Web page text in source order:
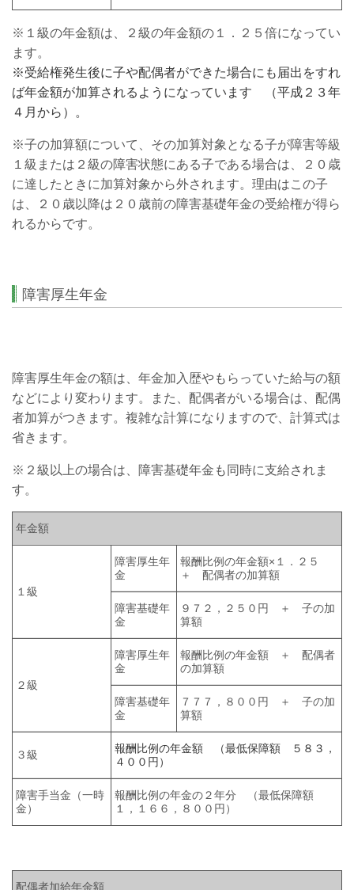
※１級の年金額は、２級の年金額の１．２５倍になってい
ます。
※受給権発生後に子や配偶者ができた場合にも届出をすれ
ば年金額が加算されるようになっています （平成２３年
４月から）。
※子の加算額について、その加算対象となる子が障害等級
１級または２級の障害状態にある子である場合は、２０歳
に達したときに加算対象から外されます。理由はこの子
は、２０歳以降は２０歳前の障害基礎年金の受給権が得ら
れるからです。
障害厚生年金
障害厚生年金の額は、年金加入歴やもらっていた給与の額
などにより変わります。また、配偶者がいる場合は、配偶
者加算がつきます。複雑な計算になりますので、計算式は
省きます。
※２級以上の場合は、障害基礎年金も同時に支給されま
す。
年金額
１級
障害厚生年
金
報酬比例の年金額×１．２５
＋ 配偶者の加算額
障害基礎年
金
９７２，２５０円 ＋ 子の加
算額
２級
障害厚生年
金
報酬比例の年金額 ＋ 配偶者
の加算額
障害基礎年
金
７７７，８００円 ＋ 子の加
算額
３級
報酬比例の年金額 （最低保障額 ５８３，
４００円）
障害手当金（一時
金）
報酬比例の年金の２年分 （最低保障額
１，１６６，８００円）
配偶者加給年金額